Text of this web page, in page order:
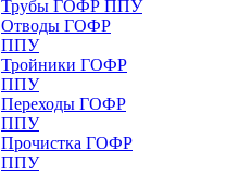
Трубы ГОФР ППУ
Отводы ГОФР
ППУ
Тройники ГОФР
ППУ
Переходы ГОФР
ППУ
Прочистка ГОФР
ППУ